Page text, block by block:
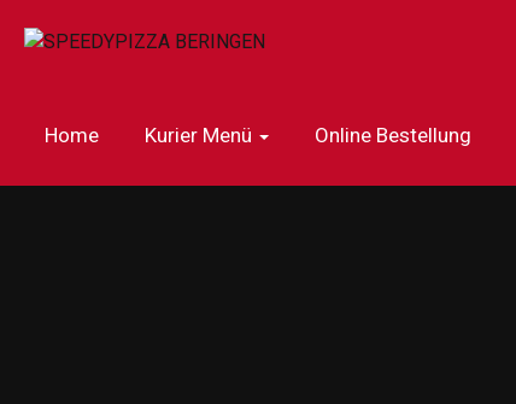
Home Kurier Menü Online Bestellung